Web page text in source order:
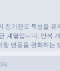
전기전도 특성을
계열입니다. 반복
항 변동을 완화하는
터